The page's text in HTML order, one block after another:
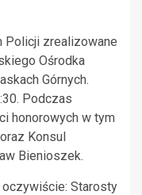
Policji zrealizowane
Ośrodka
Górnych.
Podczas
honorowych w tym
Konsul
Bienioszek.
oczywiście: Starosty